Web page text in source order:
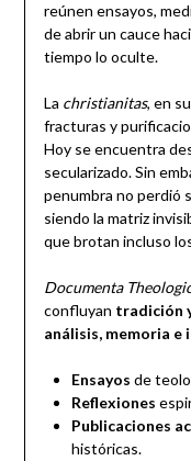
reúnen ensayos,
de abrir un cauce
tiempo lo oculte.
La christianitas, en
fracturas y
Hoy se encuentra
secularizado. Sin
penumbra no perdió
siendo la matriz
que brotan incluso
Documenta
confluyan tradición
análisis, memoria e
Ensayos de
Reflexiones
Publicaciones
históricas.